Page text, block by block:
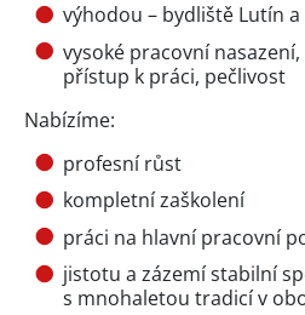
výhodou – bydliště Lutín
vysoké pracovní
přístup k práci, pečlivost
Nabízíme:
profesní růst
kompletní zaškolení
práci na hlavní pracovní
jistotu a zázemí stabilní
s mnohaletou tradicí v